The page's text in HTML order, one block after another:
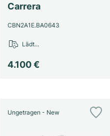
Carrera
CBN2A1E.BA0643
4.100 €
Lädt...
Ungetragen - New